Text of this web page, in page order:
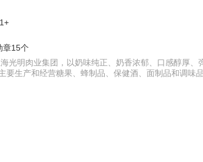
章15个
光明肉业集团，以奶味纯正、奶香浓郁、口感醇厚
要生产和经营糖果、蜂制品、保健酒、面制品和调味